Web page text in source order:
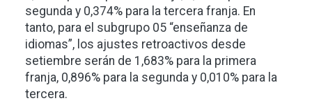
segunda y 0,374% para la tercera franja. En
tanto, para el subgrupo 05 “enseñanza de
idiomas”, los ajustes retroactivos desde
setiembre serán de 1,683% para la primera
franja, 0,896% para la segunda y 0,010% para la
tercera.